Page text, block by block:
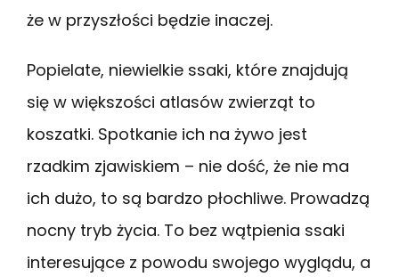
że w przyszłości będzie inaczej.
Popielate, niewielkie ssaki, które znajdują
się w większości atlasów zwierząt to
koszatki. Spotkanie ich na żywo jest
rzadkim zjawiskiem – nie dość, że nie ma
ich dużo, to są bardzo płochliwe. Prowadzą
nocny tryb życia. To bez wątpienia ssaki
interesujące z powodu swojego wyglądu, a